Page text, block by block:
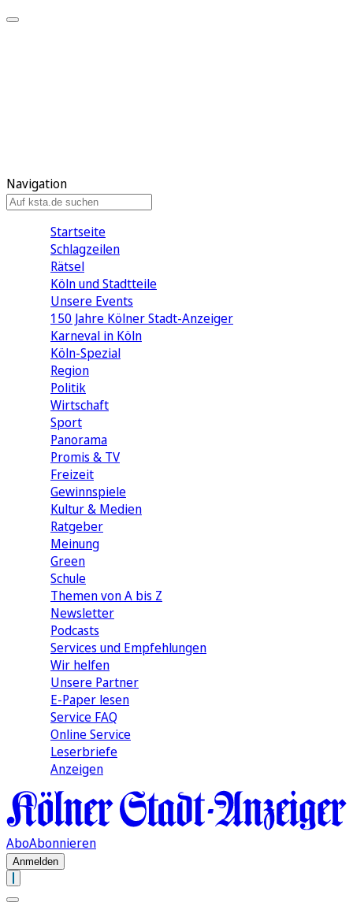
Navigation
Startseite
Schlagzeilen
Rätsel
Köln und Stadtteile
Unsere Events
150 Jahre Kölner Stadt-Anzeiger
Karneval in Köln
Köln-Spezial
Region
Politik
Wirtschaft
Sport
Panorama
Promis & TV
Freizeit
Gewinnspiele
Kultur & Medien
Ratgeber
Meinung
Green
Schule
Themen von A bis Z
Newsletter
Podcasts
Services und Empfehlungen
Wir helfen
Unsere Partner
E-Paper lesen
Service FAQ
Online Service
Leserbriefe
Anzeigen
AboAbonnieren
Anmelden